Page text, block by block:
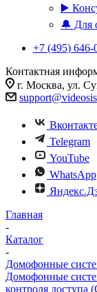
▶️
🔔 Для
+7 (495) 646-
Контактная
г. Москва, ул.
Telegram
YouTube
WhatsApp
Главная
-
Каталог
-
Домофонные
Домофонные
контроля доступа